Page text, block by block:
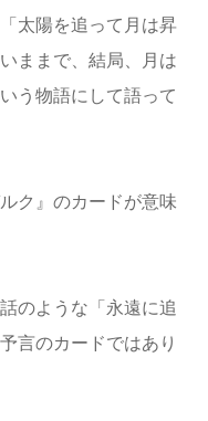
太陽を追って月は昇
ままで、結局、月は
う物語にして語って
ク』のカードが意味
のような「永遠に追
言のカードではあり